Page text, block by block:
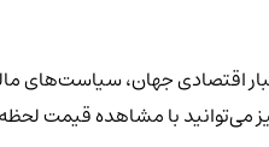
اقتصادی جهان، سیاست‌های
می‌توانید با مشاهده قیمت